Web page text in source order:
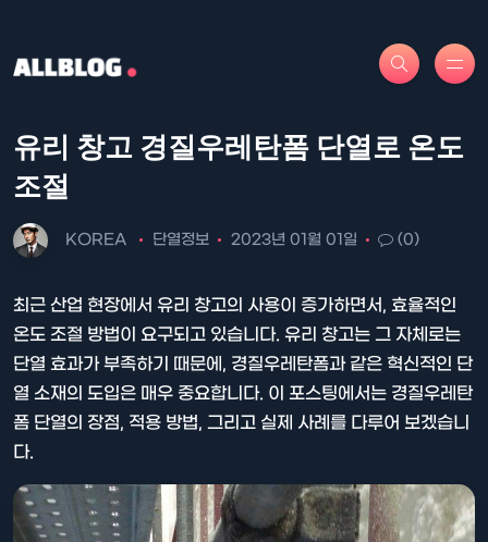
유리 창고 경질우레탄폼 단열로 온도
조절
KOREA 단열정보 2023년 01월 01일 (0)
최근 산업 현장에서 유리 창고의 사용이 증가하면서, 효율적인
온도 조절 방법이 요구되고 있습니다. 유리 창고는 그 자체로는
단열 효과가 부족하기 때문에, 경질우레탄폼과 같은 혁신적인 단
열 소재의 도입은 매우 중요합니다. 이 포스팅에서는 경질우레탄
폼 단열의 장점, 적용 방법, 그리고 실제 사례를 다루어 보겠습니
다.